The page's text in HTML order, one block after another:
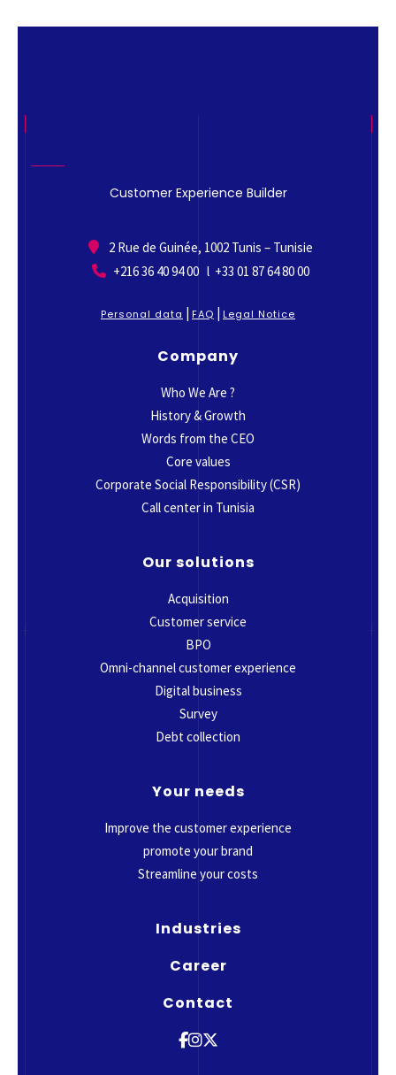
Customer Experience Builder
2 Rue de Guinée, 1002 Tunis – Tunisie
+216 36 40 94 00 l +33 01 87 64 80 00
Personal data | FAQ | Legal Notice
Company
Who We Are ?
History & Growth
Words from the CEO
Core values
Corporate Social Responsibility (CSR)
Call center in Tunisia
Our solutions
Acquisition
Customer service
BPO
Omni-channel customer experience
Digital business
Survey
Debt collection
Your needs
Improve the customer experience
promote your brand
Streamline your costs
Industries
Career
Contact